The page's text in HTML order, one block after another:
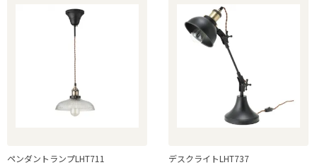
ペンダントランプLHT711 デスクライトLHT737